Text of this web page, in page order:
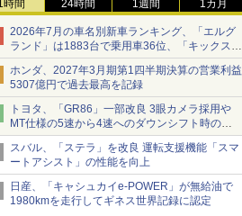
時間 24時間 1週間 1カ月
2026年7月の車名別新車ランキング、「エルグ
ランド」は1883台で乗用車36位、「キックス」
は2591台で27位に
ホンダ、2027年3月期第1四半期決算の営業利益
5307億円で過去最高を記録
トヨタ、「GR86」一部改良 3眼カメラ採用や
MT仕様の5速から4速へのダウンシフト時の操
作性向上など
スバル、「ステラ」を改良 運転支援機能「スマ
ートアシスト」の性能を向上
日産、「キャシュカイe-POWER」が無給油で
1980kmを走行してギネス世界記録に認定